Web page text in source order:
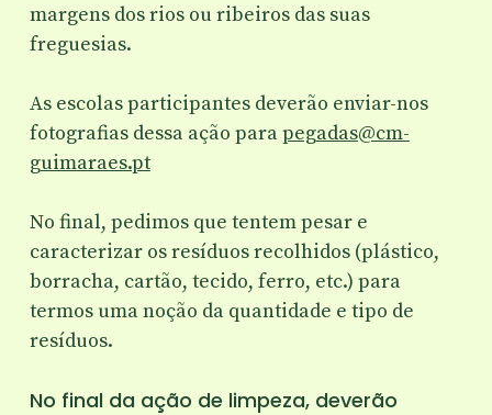
margens dos rios ou ribeiros das suas
freguesias.
As escolas participantes deverão enviar-nos
fotografias dessa ação parapegadas@cm-
guimaraes.pt
No final, pedimos que tentem pesar e
caracterizar os resíduos recolhidos (plástico,
borracha, cartão, tecido, ferro, etc.) para
termos uma noção da quantidade e tipo de
resíduos.
No final da ação de limpeza, deverão